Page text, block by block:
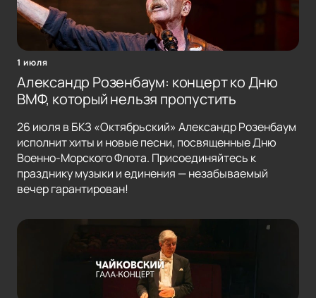
1 июля
Александр Розенбаум: концерт ко Дню
ВМФ, который нельзя пропустить
26 июля в БКЗ «Октябрьский» Александр Розенбаум
исполнит хиты и новые песни, посвященные Дню
Военно-Морского Флота. Присоединяйтесь к
празднику музыки и единения — незабываемый
вечер гарантирован!